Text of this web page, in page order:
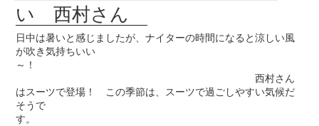
い 西村さん
日中は暑いと感じましたが、ナイターの時間になると涼しい風
が吹き気持ちいい
～！
西村さん
はスーツで登場！ この季節は、スーツで過ごしやすい気候だ
そうで
す。